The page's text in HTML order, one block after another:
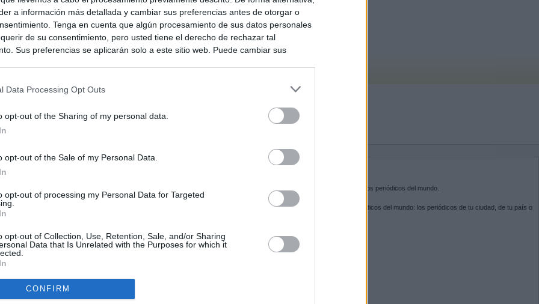
a información más detallada y cambiar sus preferencias antes de otorgar o
Tenga en cuenta que algún procesamiento de sus datos personales
de su consentimiento, pero usted tiene el derecho de rechazar tal
Sus preferencias se aplicarán solo a este sitio web. Puede cambiar sus
Data Processing Opt Outs
opt-out of the Sharing of my personal data.
opt-out of the Sale of my Personal Data.
opt-out of processing my Personal Data for Targeted
opt-out of Collection, Use, Retention, Sale, and/or Sharing
Data that Is Unrelated with the Purposes for which it
CONFIRM
no puede destinar directamente la venta del ático de
por los incendios
en una semana
de los honorarios de la inmobiliaria a la estimación de venta
Ayuso
SOBRE KIOSKO.NET
es la puerta de entrada a los periódicos del mundo.
Navega por las portadas de los periódicos del mundo: los periódicos de tu ciudad, de tu país o
SÍGUENOS